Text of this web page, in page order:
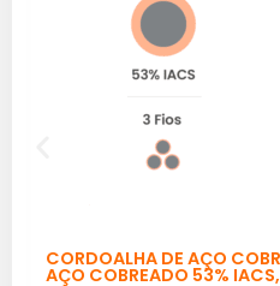
CORDOALHA DE AÇO
AÇO COBREADO 53% IACS,